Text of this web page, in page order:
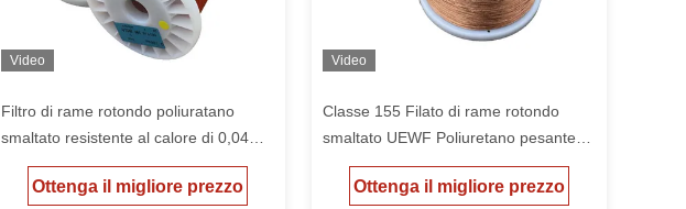
Video
Filtro di rame rotondo poliuratano
smaltato resistente al calore di 0,04
mm-1,00 mm Classe 155 UEWF U1
Ottenga il migliore prezzo
Video
Classe 155 Filato di rame rotondo
smaltato UEWF Poliuretano pesante
Diametro 0,04 mm-1,60 mm
Ottenga il migliore prezzo